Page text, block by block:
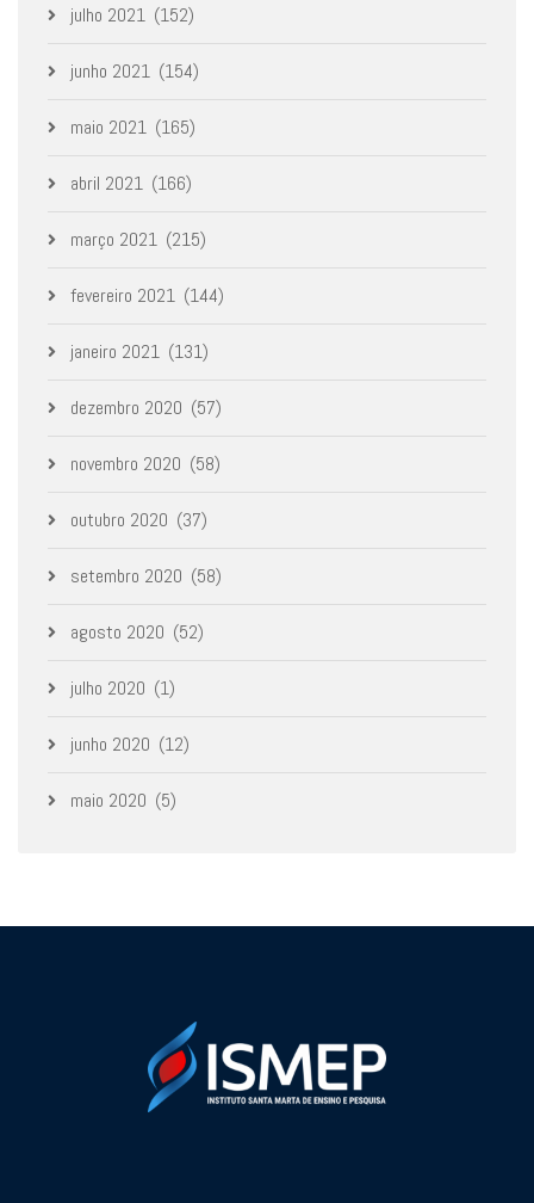
julho 2021 (152)
junho 2021 (154)
maio 2021 (165)
abril 2021 (166)
março 2021 (215)
fevereiro 2021 (144)
janeiro 2021 (131)
dezembro 2020 (57)
novembro 2020 (58)
outubro 2020 (37)
setembro 2020 (58)
agosto 2020 (52)
julho 2020 (1)
junho 2020 (12)
maio 2020 (5)